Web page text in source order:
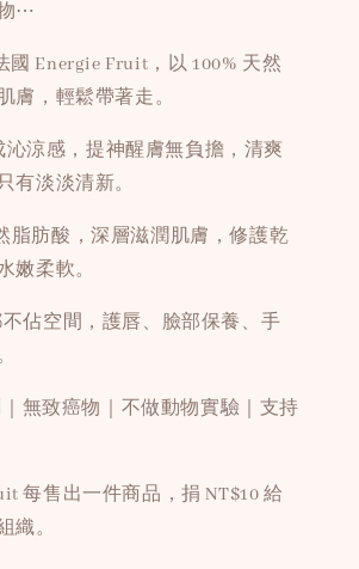
⋯
Energie Fruit，以 100% 天然
膚，輕鬆帶著走。
涼感，提神醒膚無負擔，清爽
有淡淡清新。
脂肪酸，深層滋潤肌膚，修護乾
嫩柔軟。
佔空間，護唇、臉部保養、手
無致癌物｜不做動物實驗｜支持
每售出一件商品，捐 NT$10 給
織。